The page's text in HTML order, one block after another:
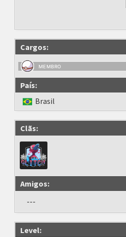
Cargos:
MEMBRO
País:
Brasil
Clãs:
Amigos:
---
Level: